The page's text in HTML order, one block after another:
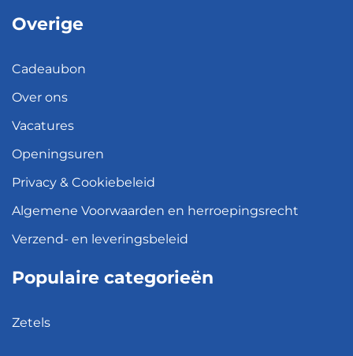
Overige
Cadeaubon
Over ons
Vacatures
Openingsuren
Privacy & Cookiebeleid
Algemene Voorwaarden en herroepingsrecht
Verzend- en leveringsbeleid
Populaire categorieën
Zetels